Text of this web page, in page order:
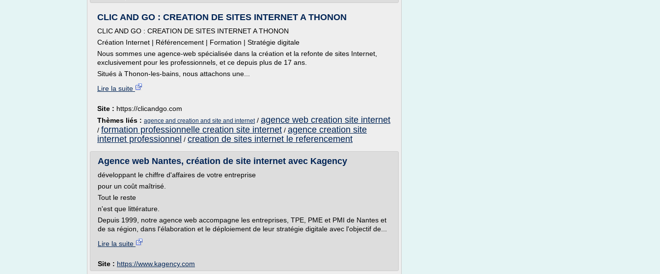
CLIC AND GO : CREATION DE SITES INTERNET A THONON
CLIC AND GO : CREATION DE SITES INTERNET A THONON
Création Internet | Référencement | Formation | Stratégie digitale
Nous sommes une agence-web spécialisée dans la création et la refonte de sites Internet,
exclusivement pour les professionnels, et ce depuis plus de 17 ans.
Situés à Thonon-les-bains, nous attachons une...
Lire la suite
Site : https://clicandgo.com
Thèmes liés : agence and creation and site and internet/ agence web creation site internet
/ formation professionnelle creation site internet / agence creation site
internet professionnel / creation de sites internet le referencement
Agence web Nantes, création de site internet avec Kagency
développant le chiffre d'affaires de votre entreprise
pour un coût maîtrisé.
Tout le reste
n'est que littérature.
Depuis 1999, notre agence web accompagne les entreprises, TPE, PME et PMI de Nantes et
de sa région, dans l'élaboration et le déploiement de leur stratégie digitale avec l'objectif de...
Lire la suite
Site : https://www.kagency.com